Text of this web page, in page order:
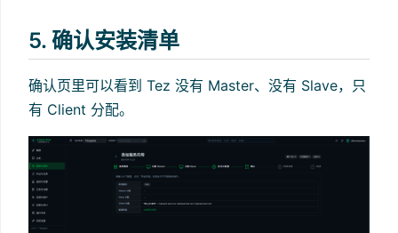
5. 确认安装清单
确认页里可以看到 Tez 没有 Master、没有 Slave，只
有 Client 分配。